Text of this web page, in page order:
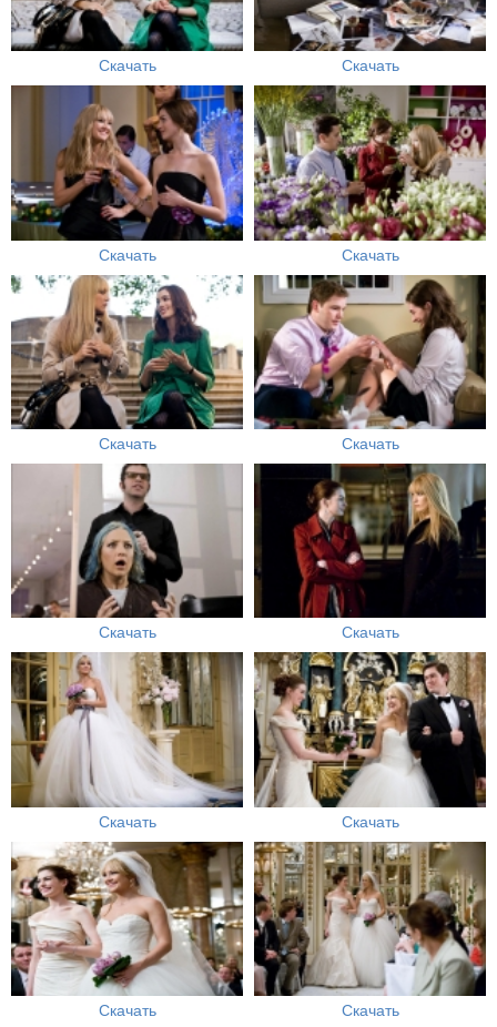
Скачать Скачать
Скачать Скачать
Скачать Скачать
Скачать Скачать
Скачать Скачать
Скачать Скачать